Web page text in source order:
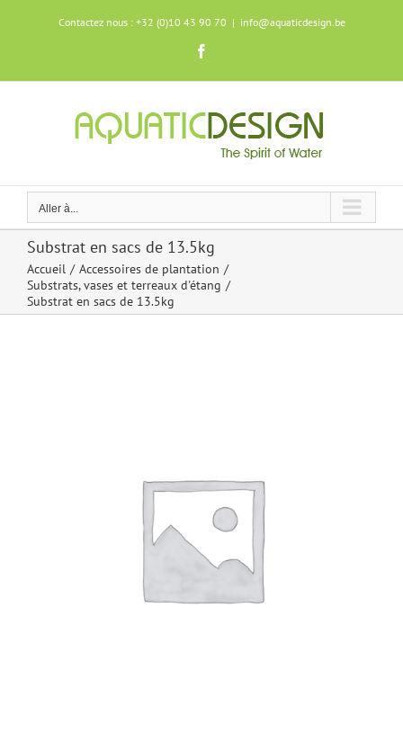
Contactez nous : +32 (0)10 43 90 70 | info@aquaticdesign.be
Aller à...
Substrat en sacs de 13.5kg
Accueil
Accessoires de plantation
Substrats, vases et terreaux d'étang
Substrat en sacs de 13.5kg